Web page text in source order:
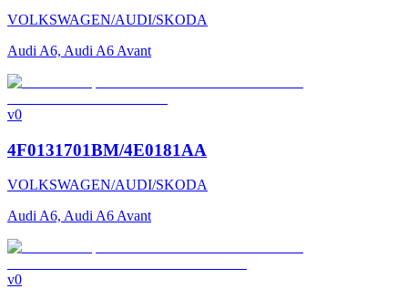
VOLKSWAGEN/AUDI/SKODA
Audi A6, Audi A6 Avant
v0
4F0131701BM/4E0181AA
VOLKSWAGEN/AUDI/SKODA
Audi A6, Audi A6 Avant
v0